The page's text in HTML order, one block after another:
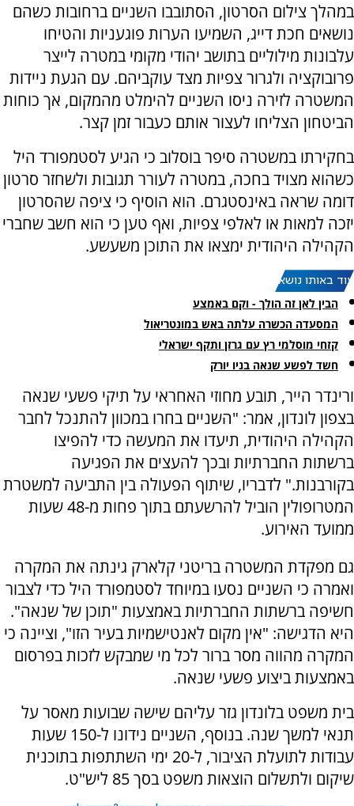
במהלך צילום הסרטון, הסתובבו השניים ברחובות כשהם
נושאים חכת דייג, השמיעו הערות פוגעניות והטיחו
עלבונות מילוליים בתושב יהודי מקומי במטרה לייצר
פרובוקציה ולגרור צפיות מצד עוקביהם. עם הגעת ניידות
המשטרה לזירה ניסו השניים להימלט מהמקום, אך כוחות
הביטחון הצליחו לעצור אותם כעבור זמן קצר.
בחקירתו במשטרה סיפר בוסלוב כי הגיע לסטמפורד היל
כשהוא מצויד בחכה, במטרה לעורר תגובות ולשחזר סרטון
דומה שראה באינסטגרם. הוא הוסיף כי ציפה שהסרטון
יזכה למאות או לאלפי צפיות, ואף טען כי הוא חשב שחברי
הקהילה היהודית ימצאו את התוכן משעשע.
עוד באותו נושא:
הבין לאן זה הולך - וקם באמצע
המסעדה הכשרה עלתה באש במונטריאול
קזחי מוסלמי רץ עם גרזן ותקף ישראלי
חשד לפשע שנאה בניו יורק
ורינדר הייר, תובע מחוזי האחראי על תיקי פשעי שנאה
בצפון לונדון, אמר: "השניים בחרו במכוון להתנכל לחבר
הקהילה היהודית, תיעדו את המעשה כדי להפיצו
ברשתות החברתיות ובכך להעצים את הפגיעה
בקורבנות." לדבריו, שיתוף הפעולה בין התביעה למשטרת
המטרופולין הוביל להרשעתם בתוך פחות מ-48 שעות
ממועד האירוע.
גם מפקדת המשטרה בריטני קלארק גינתה את המקרה
ואמרה כי השניים נסעו במיוחד לסטמפורד היל כדי לצבור
חשיפה ברשתות החברתיות באמצעות "תוכן של שנאה".
היא הדגישה: "אין מקום לאנטישמיות בעיר הזו", וציינה כי
המקרה מהווה מסר ברור לכל מי שמבקש לזכות בפרסום
באמצעות ביצוע פשעי שנאה.
בית משפט בלונדון גזר עליהם שישה שבועות מאסר על
תנאי למשך שנה. בנוסף, השניים נידונו ל-150 שעות
עבודות לתועלת הציבור, ל-20 ימי השתתפות בתוכנית
שיקום ולתשלום הוצאות משפט בסך 85 ליש"ט.